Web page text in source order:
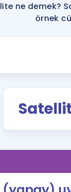
ne demek?
örnek